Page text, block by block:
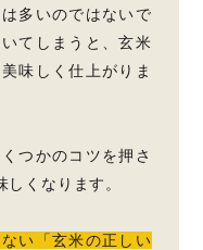
多いのではないで
てしまうと、玄米
味しく仕上がりま
つかのコツを押さ
くなります。
い「玄米の正しい